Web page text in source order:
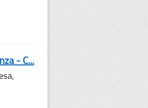
- C...